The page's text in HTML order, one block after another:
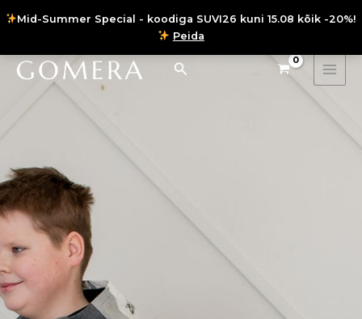
Mid-Summer Special - koodiga SUVI26 kuni 15.08 kõik -20%!
Peida
to
Search
Instagram
Facebook